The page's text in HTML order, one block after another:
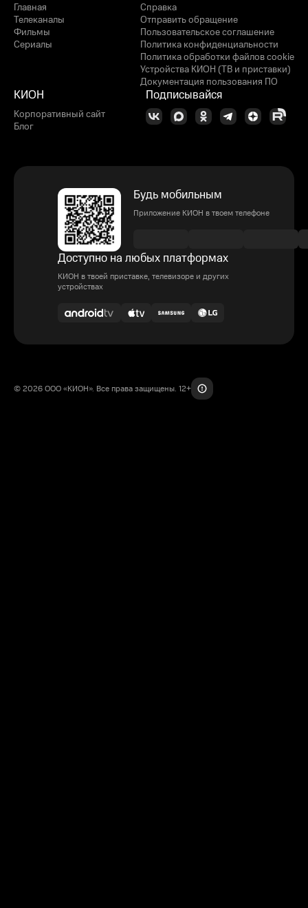
Главная
Телеканалы
Фильмы
Сериалы
Справка
Отправить обращение
Пользовательское соглашение
Политика конфиденциальности
Политика обработки файлов cookie
Устройства КИОН (ТВ и приставки)
Документация пользования ПО
КИОН
Корпоративный сайт
Блог
Подписывайся
Будь мобильным
Приложение КИОН в твоем телефоне
Доступно на любых платформах
КИОН в твоей приставке, телевизоре и других
устройствах
© 2026 ООО «КИОН». Все права защищены. 12+